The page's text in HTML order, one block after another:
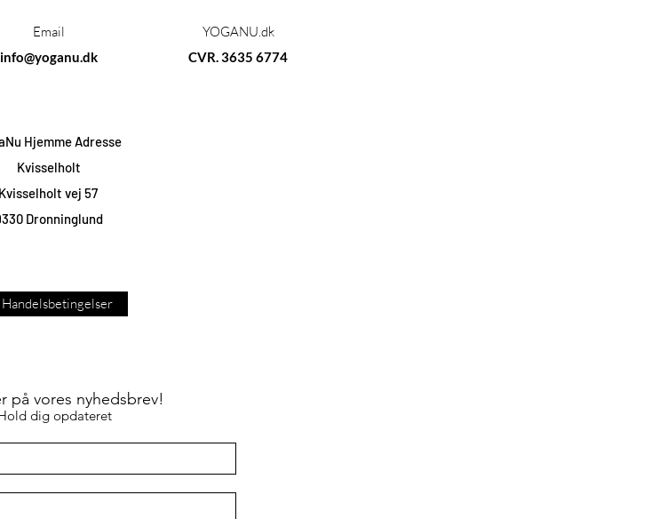
Email
info@yoganu.dk
YOGANU.dk
CVR. 3635 6774
Hjemme Adresse
Kvisselholt
Kvisselholt vej 57
Dronninglund
Handelsbetingelser
på vores nyhedsbrev!
dig opdateret